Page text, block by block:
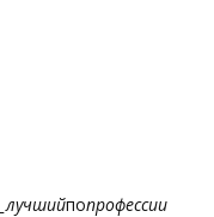
_лучшийпопрофессии